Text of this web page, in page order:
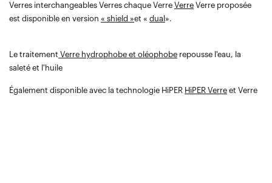
Verres interchangeables Verres chaque Verre Verre Verre proposée
est disponible en version « shield »et « dual ».
Le traitement Verre hydrophobe et oléophobe repousse l'eau, la
saleté et l'huile
Également disponible avec la technologie HiPER HiPER Verre et Verre